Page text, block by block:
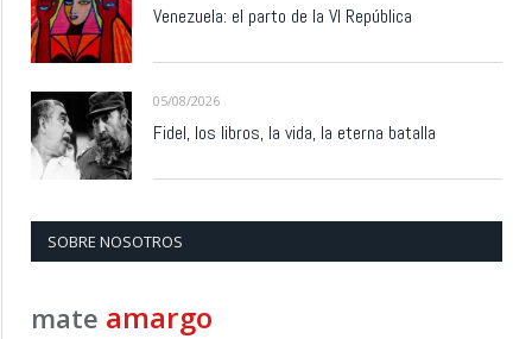
Venezuela: el parto de la VI República
05/08/2026
Fidel, los libros, la vida, la eterna batalla
SOBRE NOSOTROS
mate amargo